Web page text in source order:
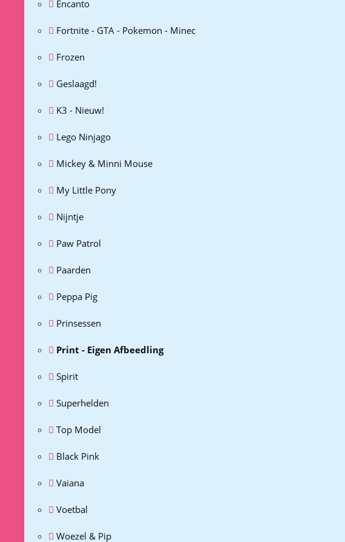
Encanto
Fortnite - GTA - Pokemon - Minec
Frozen
Geslaagd!
K3 - Nieuw!
Lego Ninjago
Mickey & Minni Mouse
My Little Pony
Nijntje
Paw Patrol
Paarden
Peppa Pig
Prinsessen
Print - Eigen Afbeedling
Spirit
Superhelden
Top Model
Black Pink
Vaiana
Voetbal
Woezel & Pip